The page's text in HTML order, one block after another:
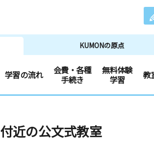
KUMONの原点
学習の流れ
会費・各種
手続き
無料体験
学習
教
付近の公文式教室